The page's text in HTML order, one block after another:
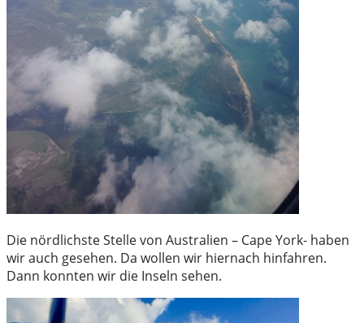
Die nördlichste Stelle von Australien – Cape York- haben
wir auch gesehen. Da wollen wir hiernach hinfahren.
Dann konnten wir die Inseln sehen.